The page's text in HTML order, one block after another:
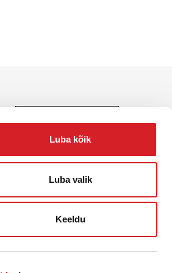
Luba kõik
Luba valik
Keeldu